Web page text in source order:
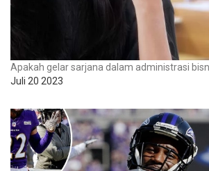
Apakah gelar sarjana dalam administrasi
Juli 20 2023